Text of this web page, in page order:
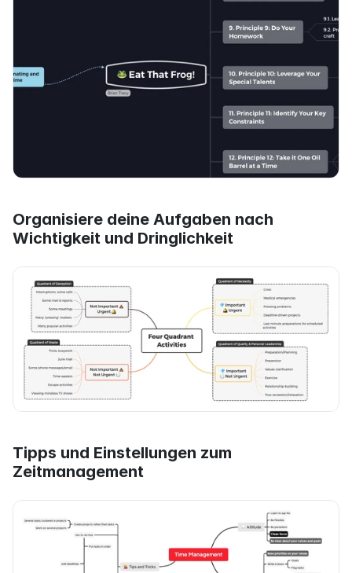
Organisiere deine Aufgaben nach
Wichtigkeit und Dringlichkeit
Tipps und Einstellungen zum
Zeitmanagement